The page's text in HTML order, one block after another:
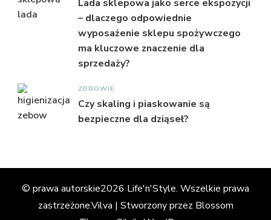
Lada sklepowa jako serce ekspozycji
– dlaczego odpowiednie
wyposażenie sklepu spożywczego
ma kluczowe znaczenie dla
sprzedaży?
ZDROWIE
Czy skaling i piaskowanie są
bezpieczne dla dziąseł?
© prawa autorskie2026 Life'n'Style. Wszelkie prawa
zastrzeżone.Vilva | Stworzony przez Blossom